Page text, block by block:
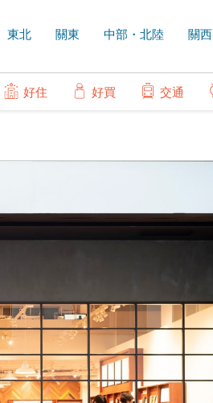
東北 關東 中部・北陸 關西
好住 好買 交通